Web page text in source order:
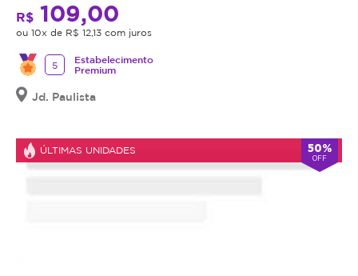
R$ 109,00
ou 10x de R$ 12,13 com juros
5
Estabelecimento
Premium
Jd. Paulista
ÚLTIMAS UNIDADES 50%
OFF